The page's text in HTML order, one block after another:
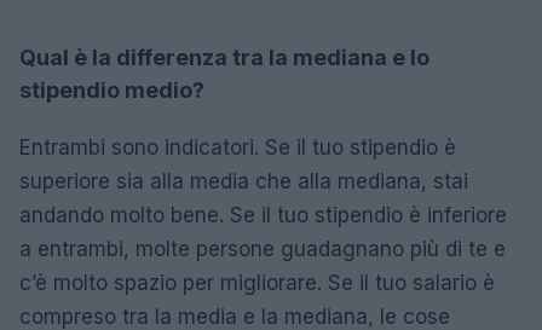
Qual è la differenza tra la mediana e lo
stipendio medio?
Entrambi sono indicatori. Se il tuo stipendio è
superiore sia alla media che alla mediana, stai
andando molto bene. Se il tuo stipendio è inferiore
a entrambi, molte persone guadagnano più di te e
c’è molto spazio per migliorare. Se il tuo salario è
compreso tra la media e la mediana, le cose